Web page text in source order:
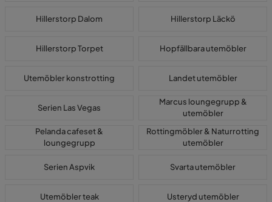
Hillerstorp Dalom Hillerstorp Läckö
Hillerstorp Torpet Hopfällbara utemöbler
Utemöbler konstrotting Landet utemöbler
Serien Las Vegas
Marcus loungegrupp &
utemöbler
Pelanda cafeset &
loungegrupp
Rottingmöbler & Naturrotting
utemöbler
Serien Aspvik Svarta utemöbler
Utemöbler teak Usteryd utemöbler